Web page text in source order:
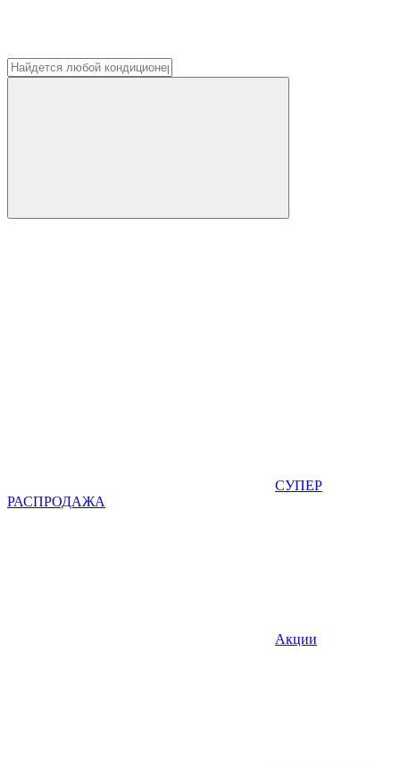
СУПЕР
РАСПРОДАЖА
Акции